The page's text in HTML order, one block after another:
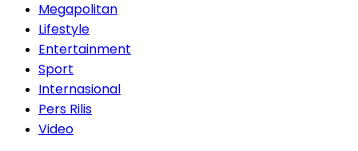
Megapolitan
Lifestyle
Entertainment
Sport
Internasional
Pers Rilis
Video